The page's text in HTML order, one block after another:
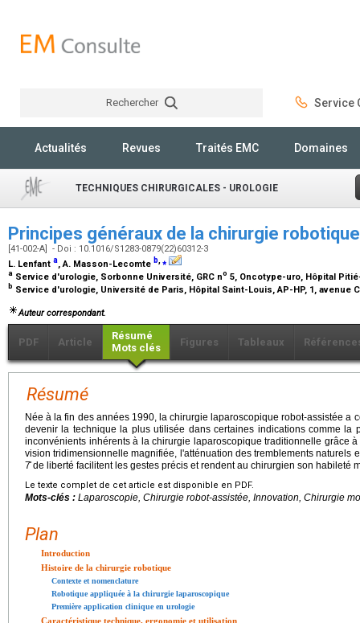
Rechercher Service
Actualités Revues Traités EMC Domaines
TECHNIQUES CHIRURGICALES - UROLOGIE
Principes généraux de la chirurgie
[41-002-A] - Doi : 10.1016/S1283-0879(22)60312-3
L. Lenfant a, A. Masson-Lecomte b,⁎
a Service d'urologie, Sorbonne Université, GRC no 5, Oncotype-uro, Hôpital
b Service d'urologie, Université de Paris, Hôpital Saint-Louis, AP-HP, 1, avenue
Auteur correspondant.
PDF Article
Résumé
Mots clés
Figures Tableaux
Résumé
Née à la fin des années 1990, la chirurgie laparoscopique robot-assistée a
devenir la technique la plus utilisée dans certaines indications comme la
inconvénients inhérents à la chirurgie laparoscopique traditionnelle grâce
vision tridimensionnelle magnifiée, l'atténuation des tremblements naturels
7̊ de liberté facilitent les gestes précis et rendent au chirurgien son habileté
Le texte complet de cet article est disponible en PDF.
Mots-clés : Laparoscopie, Chirurgie robot-assistée, Innovation, Chirurgie
Plan
Introduction
Histoire de la chirurgie robotique
Contexte et nomenclature
Robotique appliquée à la chirurgie laparoscopique
Première application clinique en urologie
Caractéristique technique, ergonomie et utilisation